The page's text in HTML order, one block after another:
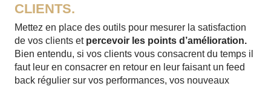
CLIENTS.
Mettez en place des outils pour mesurer la satisfaction
de vos clients et percevoir les points d’amélioration.
Bien entendu, si vos clients vous consacrent du temps il
faut leur en consacrer en retour en leur faisant un feed
back régulier sur vos performances, vos nouveaux